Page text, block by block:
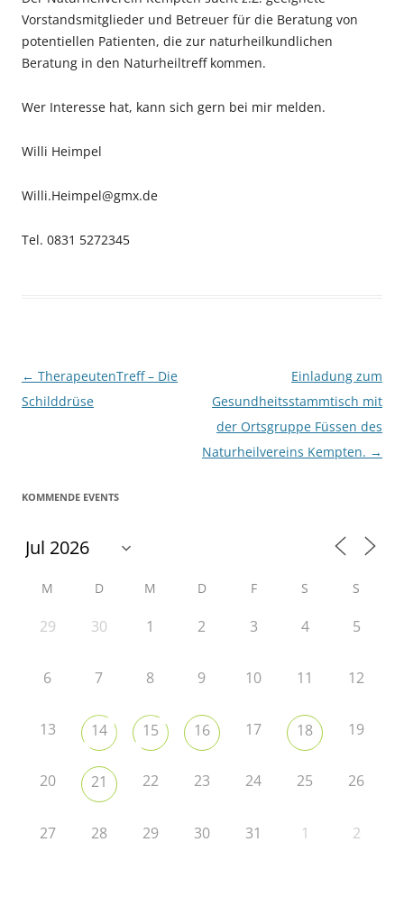
Vorstandsmitglieder und Betreuer für die Beratung von
potentiellen Patienten, die zur naturheilkundlichen
Beratung in den Naturheiltreff kommen.
Wer Interesse hat, kann sich gern bei mir melden.
Willi Heimpel
Willi.Heimpel@gmx.de
Tel. 0831 5272345
Beitragsnavigation
← TherapeutenTreff – Die
Schilddrüse
Einladung zum
Gesundheitsstammtisch mit
der Ortsgruppe Füssen des
Naturheilvereins Kempten. →
KOMMENDE EVENTS
M D M D F S S
29 30 1 2 3 4 5
6 7 8 9 10 11 12
13 14 15 16 17 18 19
20 21 22 23 24 25 26
27 28 29 30 31 1 2